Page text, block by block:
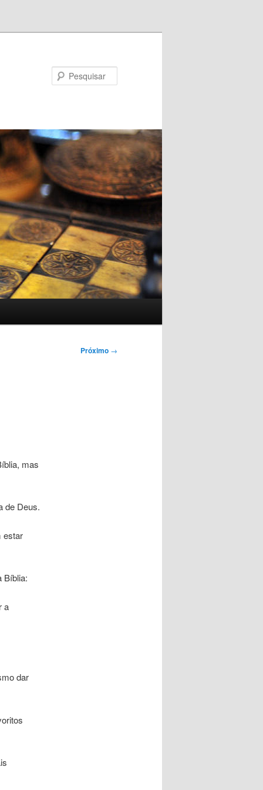
Próximo →
mas
de Deus.
estar
Bíblia:
a
dar